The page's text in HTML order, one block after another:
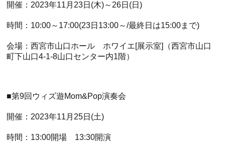
開催：2023年11月23日(木)～26日(日)
時間：10:00～17:00(23日13:00～/最終日は15:00まで)
会場：西宮市山口ホール ホワイエ[展示室]（西宮市山口
町下山口4-1-8山口センター内1階）
■第9回ウィズ遊Mom&Pop演奏会
開催：2023年11月25日(土)
時間：13:00開場 13:30開演